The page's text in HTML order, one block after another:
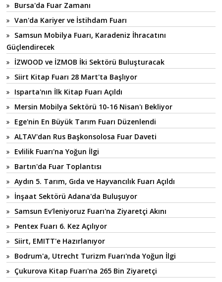
Bursa'da Fuar Zamanı
Van'da Kariyer ve İstihdam Fuarı
Samsun Mobilya Fuarı, Karadeniz İhracatını
Güçlendirecek
İZWOOD ve İZMOB İki Sektörü Buluşturacak
Siirt Kitap Fuarı 28 Mart'ta Başlıyor
Isparta'nın İlk Kitap Fuarı Açıldı
Mersin Mobilya Sektörü 10-16 Nisan'ı Bekliyor
Ege'nin En Büyük Tarım Fuarı Düzenlendi
ALTAV'dan Rus Başkonsolosa Fuar Daveti
Evlilik Fuarı'na Yoğun İlgi
Bartın'da Fuar Toplantısı
Aydın 5. Tarım, Gıda ve Hayvancılık Fuarı Açıldı
İnşaat Sektörü Adana'da Buluşuyor
Samsun Ev'leniyoruz Fuarı'na Ziyaretçi Akını
Pentex Fuarı 6. Kez Açılıyor
Siirt, EMITT'e Hazırlanıyor
Bodrum'a, Utrecht Turizm Fuarı'nda Yoğun İlgi
Çukurova Kitap Fuarı'na 265 Bin Ziyaretçi